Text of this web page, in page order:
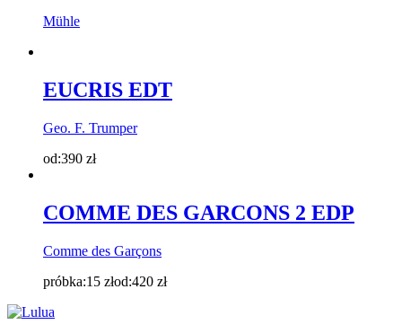
Mühle
EUCRIS EDT
Geo. F. Trumper
od:390 zł
COMME DES GARCONS 2 EDP
Comme des Garçons
próbka:15 złod:420 zł